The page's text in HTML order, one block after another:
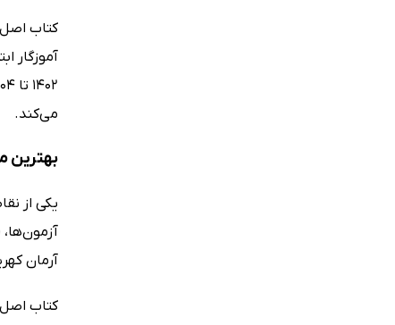
کتاب اصل
آموزگار
می‌کند.
بهترین
یکی از
آرمان
کتاب